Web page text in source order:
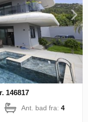
146817
Ant. bad fra:4